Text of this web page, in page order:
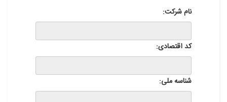
نام شرکت:
کد اقتصادی:
شناسه ملی: